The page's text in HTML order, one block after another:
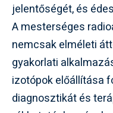
jelentőségét, és
A mesterséges
nemcsak elméleti
gyakorlati
izotópok előállítása
diagnosztikát és